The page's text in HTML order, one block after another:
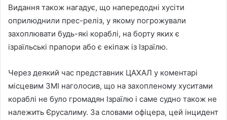
Видання також нагадує, що напередодні хусіти
оприлюднили прес-реліз, у якому погрожували
захоплювати будь-які кораблі, на борту яких є
ізраїльські прапори або є екіпаж із Ізраїлю.
Через деякий час представник ЦАХАЛ у коментарі
місцевим ЗМІ наголосив, що на захопленому хуситами
кораблі не було громадян Ізраїлю і саме судно також не
належить Єрусалиму. За словами офіцера, цей інцидент